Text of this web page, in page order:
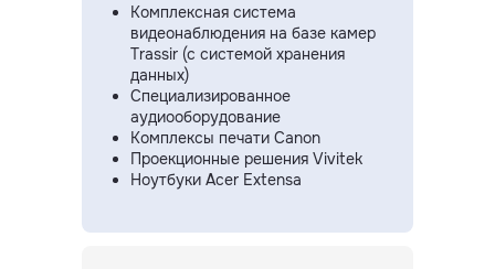
Комплексная система
видеонаблюдения на базе камер
Trassir (с системой хранения
данных)
Специализированное
аудиооборудование
Комплексы печати Canon
Проекционные решения Vivitek
Ноутбуки Acer Extensa